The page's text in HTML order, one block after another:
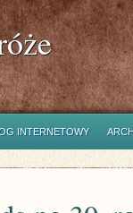
INTERNETOWY